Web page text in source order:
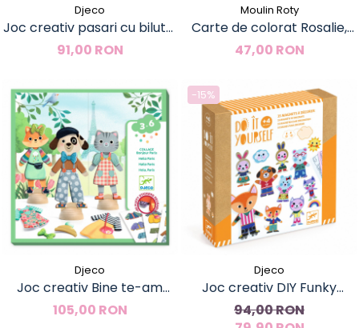
Djeco
Joc creativ pasari cu bilute,
Djeco
91,00 RON
Moulin Roty
Carte de colorat Rosalie,
Moulin Roty
47,00 RON
Djeco
Joc creativ Bine te-am
gasit Paris, Djeco
105,00 RON
-15%
Djeco
Joc creativ DIY Funky
Familie, Djeco
94,00 RON